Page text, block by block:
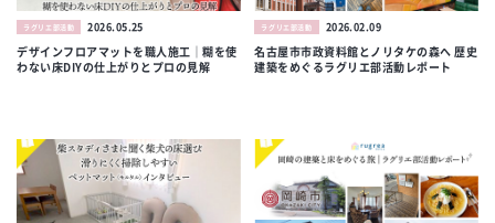
ラグリエ部活動 2026.05.25
デザインフロアマットを職人施工｜糊を使
わない床DIYの仕上がりとプロの見解
ラグリエ部活動 2026.02.09
名古屋市市政資料館とノリタケの森へ 歴史
建築をめぐるラグリエ部活動レポート